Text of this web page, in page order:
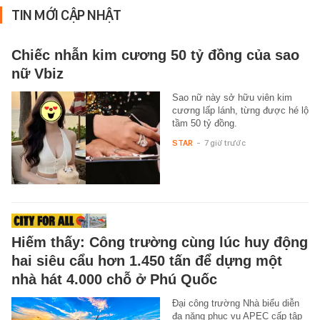
TIN MỚI CẬP NHẬT
Chiếc nhẫn kim cương 50 tỷ đồng của sao
nữ Vbiz
Sao nữ này sở hữu viên kim
cương lấp lánh, từng được hé lộ
tầm 50 tỷ đồng.
STAR - 7 giờ trước
Hiếm thấy: Công trường cùng lúc huy động
hai siêu cẩu hơn 1.450 tấn để dựng một
nhà hát 4.000 chỗ ở Phú Quốc
Đại công trường Nhà biểu diễn
đa năng phục vụ APEC cấp tập